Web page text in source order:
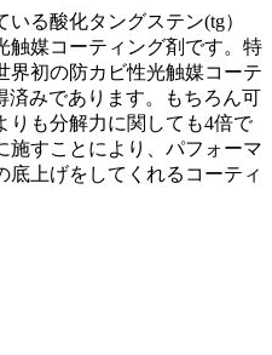
る酸化タングステン(tg）
触媒コーティング剤です。特
界初の防カビ性光触媒コーテ
みであります。もちろん可
りも分解力に関しても4倍で
施すことにより、パフォーマ
底上げをしてくれるコーティ